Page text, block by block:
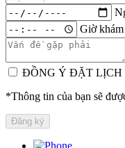
Giờ khám
ĐỒNG Ý ĐẶT LỊCH
*Thông tin của bạn sẽ